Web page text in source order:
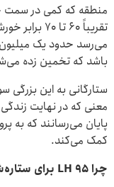
منطقه که کمی در سمت
تقریباً ۶۰
می‌رسد حدود یک میلیون
باشد که تخمین زده می‌شود حدود ۴ میلیون
ستارگانی به این
معنی که در نهایت زندگی
پایان می‌رسانند که به
کمک می‌کند.
چرا LH 95
برای